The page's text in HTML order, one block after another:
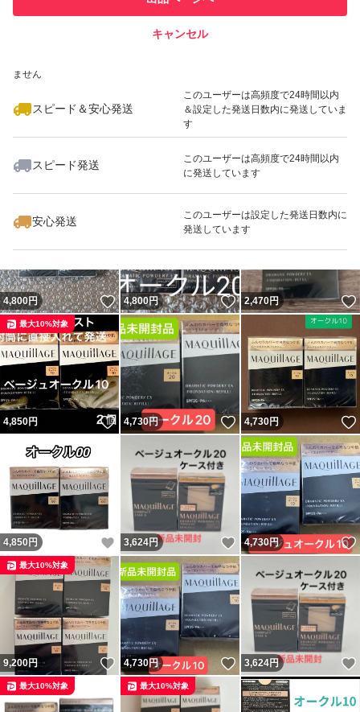
ません
スピード＆安心発送
このユーザーは高頻度で24時間以内
＆設定した発送日数内に発送していま
す
スピード発送
このユーザーは高頻度で24時間以内
に発送しています
安心発送
このユーザーは設定した発送日数内に
発送しています
キャンセル
いいね！
4,750
4,800円 いいね！
4,800円 いいね！
2,470円
4,850円 いいね！
最大10%対象
4,730円 いいね！
4,730円
4,850 円 いいね！
3,624円 いいね！
4,730円
9,200円 いいね！
最大10%対象
4,730円 いいね！
3,624円
最大10%対象 最大10%対象